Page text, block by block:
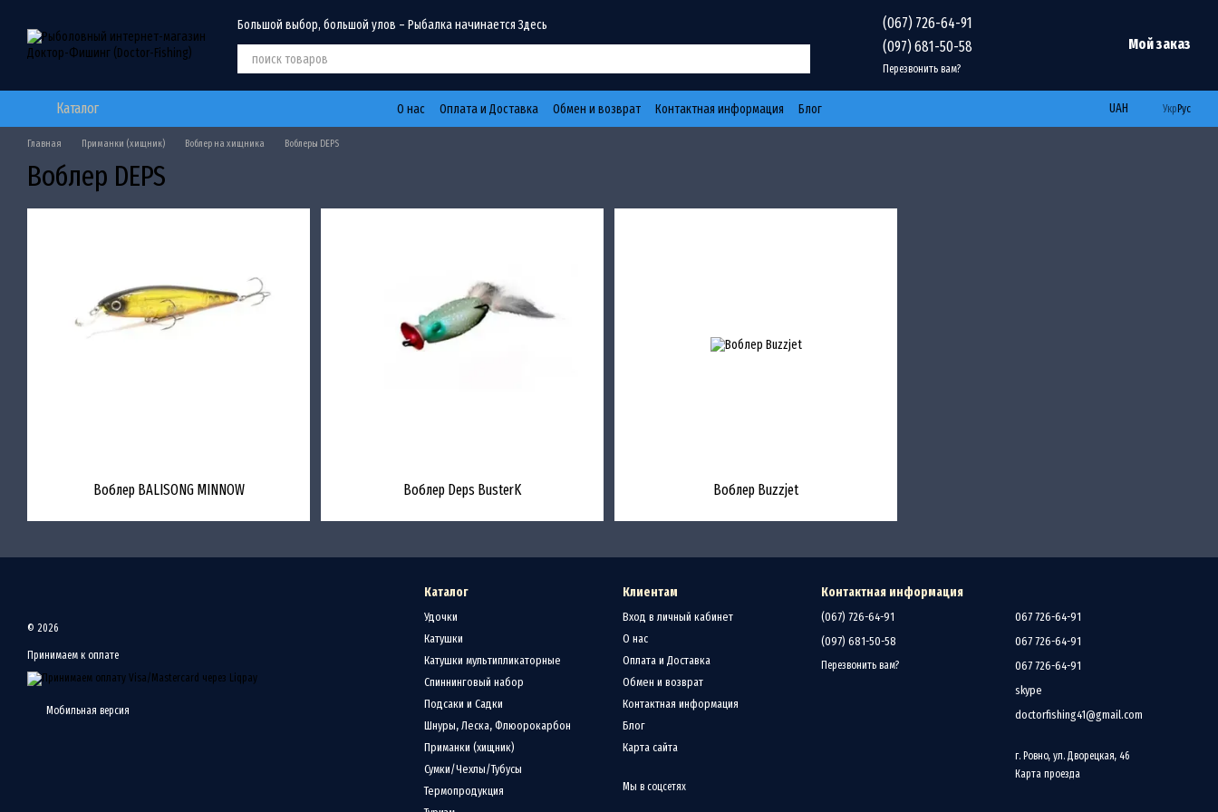
Большой выбор, большой улов – Рыбалка начинается Здесь
(067) 726-64-91
(097) 681-50-58
Перезвонить вам?
Мой заказ
Каталог О нас Оплата и Доставка Обмен и возврат Контактная информация Блог UAH Укр Рус
Главная Приманки (хищник) Воблер на хищника Воблеры DEPS
Воблер DEPS
Воблер BALISONG MINNOW Воблер Deps BusterK Воблер Buzzjet
© 2026
Принимаем к оплате
Мобильная версия
Каталог
Удочки
Катушки
Катушки мультипликаторные
Спиннинговый набор
Подсаки и Садки
Шнуры, Леска, Флюорокарбон
Приманки (хищник)
Сумки/Чехлы/Тубусы
Термопродукция
Клиентам
Вход в личный кабинет
О нас
Оплата и Доставка
Обмен и возврат
Контактная информация
Блог
Карта сайта
Мы в соцсетях
Контактная информация
(067) 726-64-91
(097) 681-50-58
Перезвонить вам?
067 726-64-91
067 726-64-91
067 726-64-91
skype
doctorfishing41@gmail.com
г. Ровно, ул. Дворецкая, 46
Карта проезда